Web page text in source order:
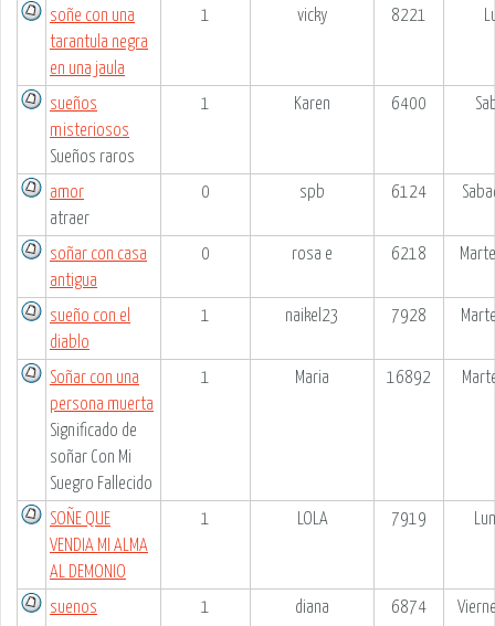
soñe con una
tarantula negra
en una jaula
1 vicky 8221
sueños
misteriosos
Sueños raros
1 Karen 6400
amor
atraer
0 spb 6124
soñar con casa
antigua
0 rosa e 6218
sueño con el
diablo
1 naikel23 7928
Soñar con una
persona muerta
Significado de
soñar Con Mi
Suegro Fallecido
1 Maria 16892
SOÑE QUE
VENDIA MI ALMA
AL DEMONIO
1 LOLA 7919
suenos
1 diana 6874